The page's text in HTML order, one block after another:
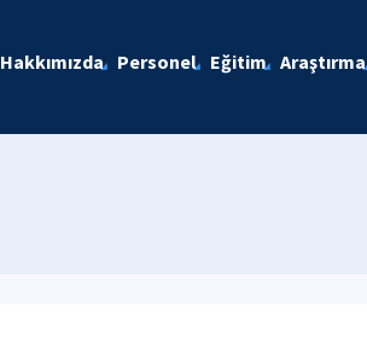
Hakkımızda Personel Eğitim Araştırma